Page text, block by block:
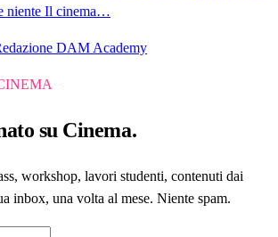
niente Il cinema…
DAM Academy
su Cinema.
workshop, lavori studenti, contenuti dai
inbox, una volta al mese. Niente spam.